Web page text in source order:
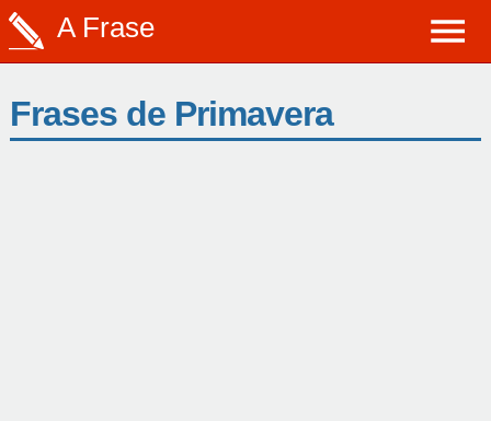
A Frase
Frases de Primavera